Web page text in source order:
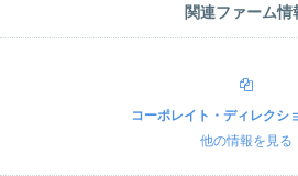
関連ファーム情
コーポレイト・ディレクシ
他の情報を見る